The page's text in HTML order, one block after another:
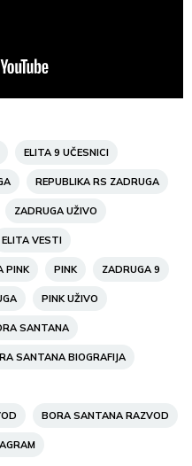
ELITA 9 UČESNICI
REPUBLIKA RS ZADRUGA
ZADRUGA UŽIVO
ELITA VESTI
PINK PINK ZADRUGA 9
PINK UŽIVO
SANTANA
SANTANA BIOGRAFIJA
BORA SANTANA RAZVOD